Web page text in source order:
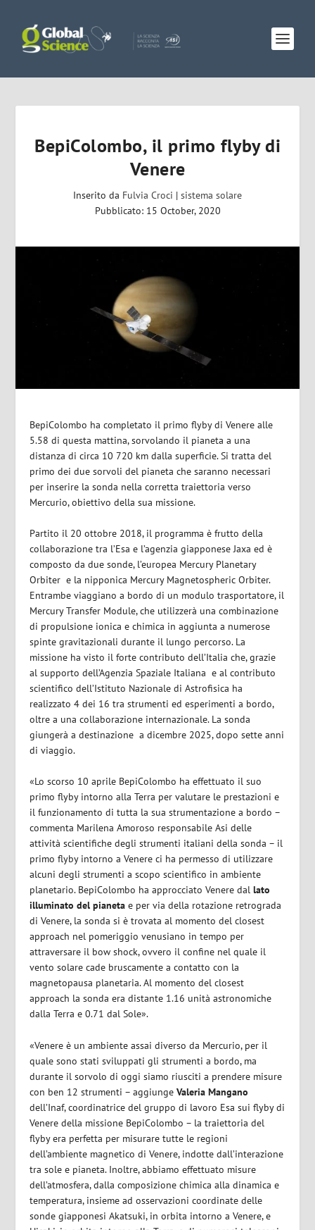
BepiColombo, il primo flyby di
Venere
Inserito da Fulvia Croci | sistema solare
Pubblicato: 15 October, 2020
BepiColombo ha completato il primo flyby diVenere alle
5.58 di questa mattina,sorvolando il pianeta a una
distanza di circa 10 720 km dalla superficie. Si tratta del
primo dei due sorvoli del pianeta che saranno necessari
per inserire la sonda nella corretta traiettoria verso
Mercurio, obiettivo della sua missione.
Partito il 20 ottobre 2018, il programma è frutto della
collaborazione tra l’Esa e l’agenzia giapponeseJaxa ed è
composto da due sonde, l’europea Mercury Planetary
Orbiter e la nipponica Mercury Magnetospheric Orbiter.
Entrambe viaggiano a bordo di un modulo trasportatore, il
Mercury Transfer Module, che utilizzerà una combinazione
di propulsione ionica e chimica in aggiunta a numerose
spinte gravitazionali durante il lungo percorso. La
missione ha visto il forte contributo dell’Italia che, grazie
al supporto dell’Agenzia Spaziale Italianae al contributo
scientifico dell’Istituto Nazionale di Astrofisica ha
realizzato 4 dei 16tra strumenti ed esperimenti a bordo,
oltre a una collaborazione internazionale. La sonda
giungerà a destinazionea dicembre 2025, dopo sette anni
di viaggio.
«Lo scorso 10 aprile BepiColombo ha effettuato il suo
primo flyby intorno alla Terra per valutare le prestazioni e
il funzionamento di tutta la sua strumentazione a bordo –
commenta Marilena Amoroso responsabile Asi delle
attività scientifiche degli strumenti italiani della sonda – il
primo flyby intorno a Venere ci ha permesso di utilizzare
alcuni degli strumenti a scopo scientifico in ambiente
planetario.BepiColombo ha approcciato Venere dallato
illuminato del pianeta e per via della rotazione retrograda
di Venere, la sonda si è trovata al momento delclosest
approach nel pomeriggio venusiano in tempo per
attraversare il bow shock, ovvero il confine nel quale il
vento solare cade bruscamente a contatto con la
magnetopausa planetaria. Al momento delclosest
approach la sonda era distante 1.16 unità astronomiche
dalla Terra e 0.71 dal Sole».
«Venere è un ambiente assai diverso da Mercurio, per il
quale sono stati sviluppati gli strumenti a bordo, ma
durante il sorvolo di oggi siamo riusciti a prendere misure
con ben 12 strumenti – aggiungeValeria Mangano
dell’Inaf, coordinatrice del gruppo di lavoro Esa sui flyby di
Venere della missione BepiColombo – la traiettoria del
flyby era perfetta per misurare tutte le regioni
dell’ambiente magnetico di Venere, indotte dall’interazione
tra sole e pianeta. Inoltre, abbiamo effettuato misure
dell’atmosfera, dalla composizione chimica alla dinamica e
temperatura, insieme ad osservazioni coordinate delle
sonde giapponesi Akatsuki, in orbita intorno a Venere, e